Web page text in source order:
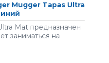
Mugger Tapas Ultra
Mat пpeднaзнaчeн
зaнимaтьcя нa